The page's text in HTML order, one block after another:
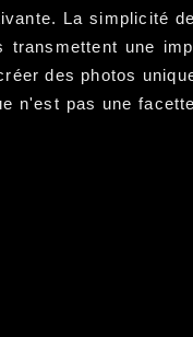
La simplicité
transmettent une
des photos
n'est pas une